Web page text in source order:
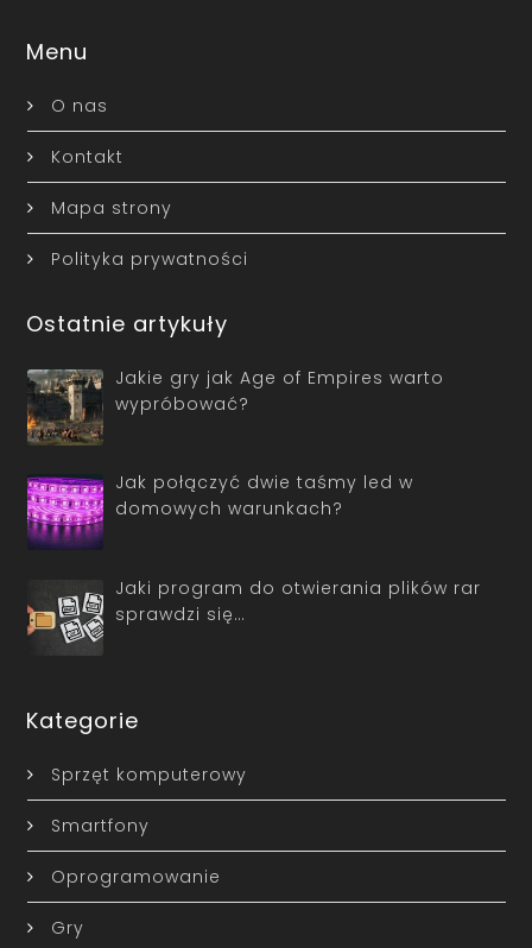
Menu
O nas
Kontakt
Mapa strony
Polityka prywatności
Ostatnie artykuły
Jakie gry jak Age of Empires warto
wypróbować?
Jak połączyć dwie taśmy led w
domowych warunkach?
Jaki program do otwierania plików rar
sprawdzi się…
Kategorie
Sprzęt komputerowy
Smartfony
Oprogramowanie
Gry